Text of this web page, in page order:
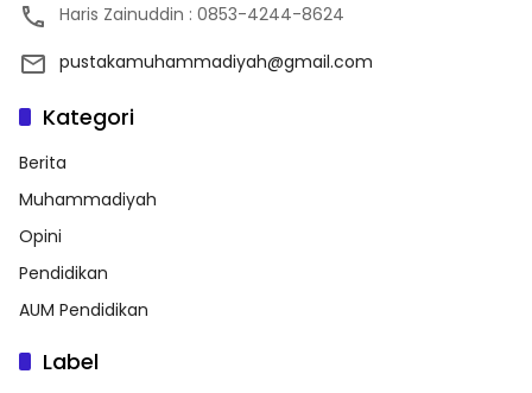
Haris Zainuddin : 0853-4244-8624
pustakamuhammadiyah@gmail.com
Kategori
Berita
Muhammadiyah
Opini
Pendidikan
AUM Pendidikan
Label